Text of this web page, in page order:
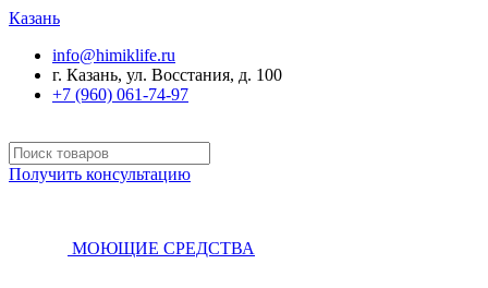
Казань
info@himiklife.ru
г. Казань, ул. Восстания, д. 100
+7 (960) 061-74-97
Получить консультацию
МОЮЩИЕ СРЕДСТВА